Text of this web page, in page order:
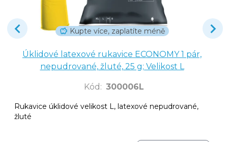
Kupte více, zaplatíte méně
Úklidové latexové rukavice ECONOMY 1 pár,
nepudrované, žluté, 25 g; Velikost L
Kód : 300006L
Rukavice úklidové velikost L, latexové nepudrované,
žluté